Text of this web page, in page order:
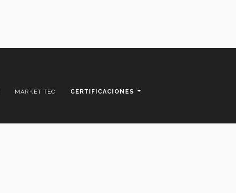
MARKET TEC CERTIFICACIONES